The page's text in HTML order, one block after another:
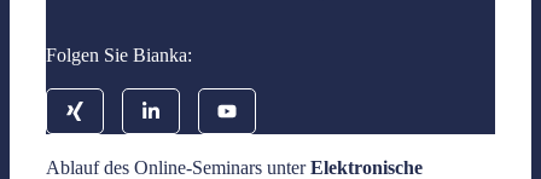
Folgen Sie Bianka:
Ablauf des Online-Seminars unterElektronische